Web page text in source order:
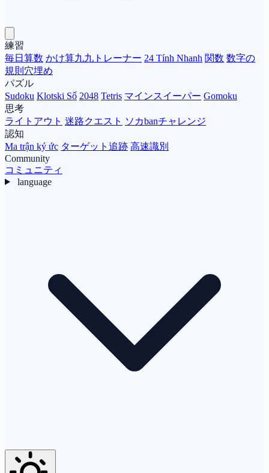
練習
毎日算数 かけ算九九トレーナー 24 Tính Nhanh 関数 数字の
規則穴埋め
パズル
Sudoku Klotski Số 2048 Tetris マインスイーパー Gomoku
思考
ライトアウト 迷路クエスト ソカbanチャレンジ
認知
Ma trận ký ức ターゲット追跡 高速識別
Community
コミュニティ
language